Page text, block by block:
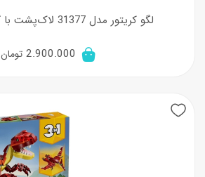
لگو کریتور مدل 31377 لاک‌پشت با گل نیلوفر آبی
2.900.000 تومان